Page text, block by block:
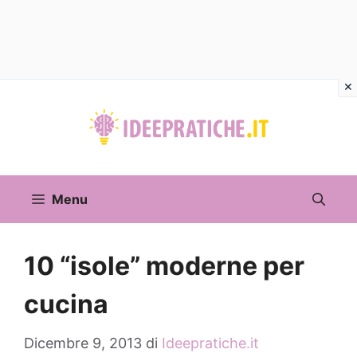
Menu
10 “isole” moderne per
cucina
Dicembre 9, 2013 di Ideepratiche.it